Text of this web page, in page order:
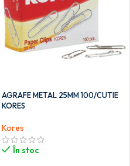
AGRAFE METAL 25MM 100/CUTIE
KORES
Kores
În stoc